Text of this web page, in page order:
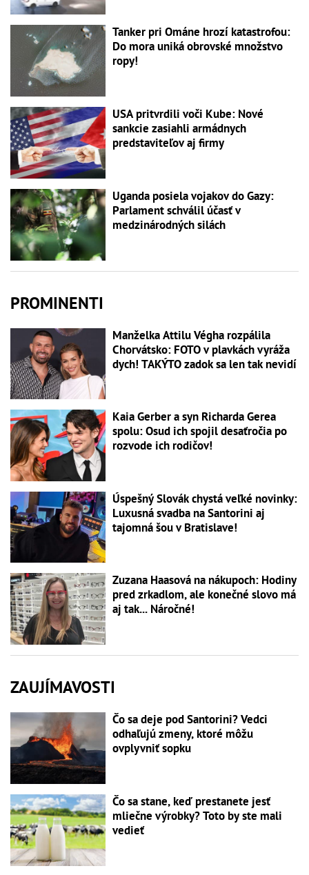
Tanker pri Ománe hrozí katastrofou:
Do mora uniká obrovské množstvo
ropy!
USA pritvrdili voči Kube: Nové
sankcie zasiahli armádnych
predstaviteľov aj firmy
Uganda posiela vojakov do Gazy:
Parlament schválil účasť v
medzinárodných silách
PROMINENTI
Manželka Attilu Végha rozpálila
Chorvátsko: FOTO v plavkách vyráža
dych! TAKÝTO zadok sa len tak nevidí
Kaia Gerber a syn Richarda Gerea
spolu: Osud ich spojil desaťročia po
rozvode ich rodičov!
Úspešný Slovák chystá veľké novinky:
Luxusná svadba na Santorini aj
tajomná šou v Bratislave!
Zuzana Haasová na nákupoch: Hodiny
pred zrkadlom, ale konečné slovo má
aj tak... Náročné!
ZAUJÍMAVOSTI
Čo sa deje pod Santorini? Vedci
odhaľujú zmeny, ktoré môžu
ovplyvniť sopku
Čo sa stane, keď prestanete jesť
mliečne výrobky? Toto by ste mali
vedieť